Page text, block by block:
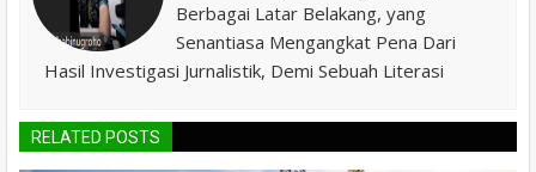
Berbagai Latar Belakang, yang
Senantiasa Mengangkat Pena Dari
Hasil Investigasi Jurnalistik, Demi Sebuah Literasi
RELATED POSTS